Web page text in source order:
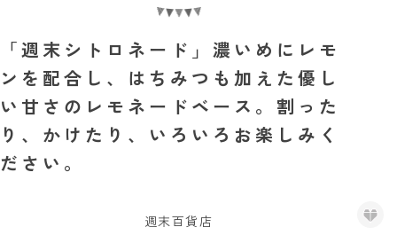
「週末シトロネード」濃いめにレモ
ンを配合し、はちみつも加えた優し
い甘さのレモネードベース。割った
り、かけたり、いろいろお楽しみく
ださい。
週末百貨店